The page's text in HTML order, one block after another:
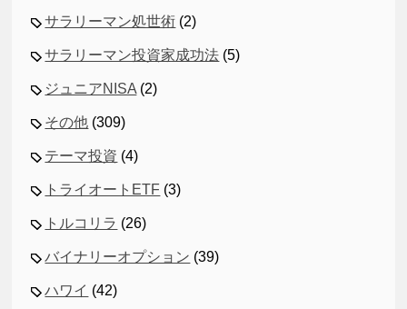
サラリーマン処世術 (2)
サラリーマン投資家成功法 (5)
ジュニアNISA (2)
その他 (309)
テーマ投資 (4)
トライオートETF (3)
トルコリラ (26)
バイナリーオプション (39)
ハワイ (42)